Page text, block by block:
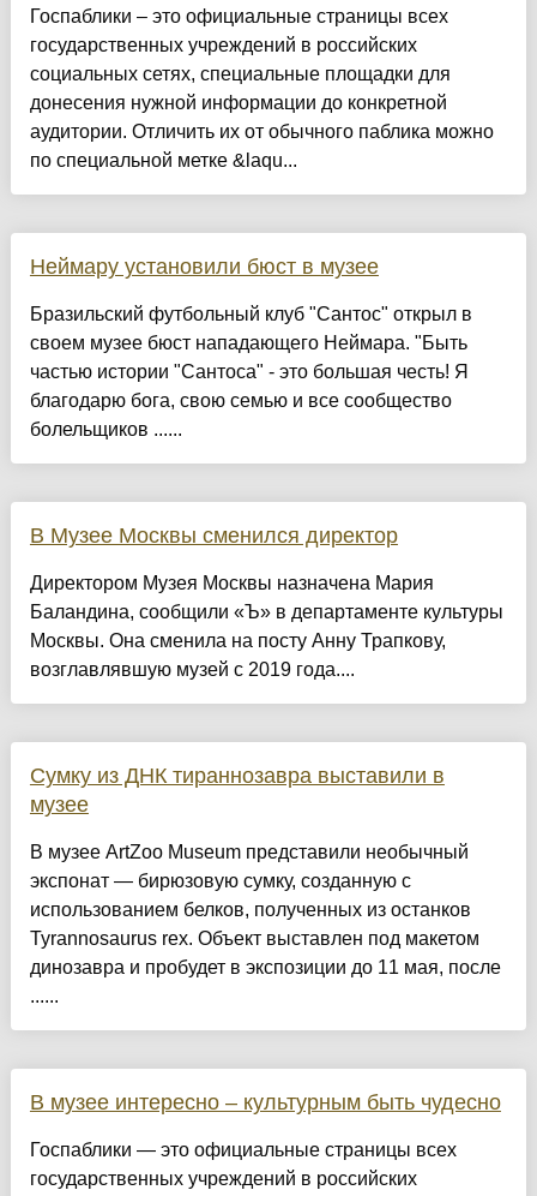
Госпаблики – это официальные страницы всех
государственных учреждений в российских
социальных сетях, специальные площадки для
донесения нужной информации до конкретной
аудитории. Отличить их от обычного паблика можно
по специальной метке &laqu...
Неймару установили бюст в музее
Бразильский футбольный клуб "Сантос" открыл в
своем музее бюст нападающего Неймара. "Быть
частью истории "Сантоса" - это большая честь! Я
благодарю бога, свою семью и все сообщество
болельщиков ......
В Музее Москвы сменился директор
Директором Музея Москвы назначена Мария
Баландина, сообщили «Ъ» в департаменте культуры
Москвы. Она сменила на посту Анну Трапкову,
возглавлявшую музей с 2019 года....
Сумку из ДНК тираннозавра выставили в
музее
В музее ArtZoo Museum представили необычный
экспонат — бирюзовую сумку, созданную с
использованием белков, полученных из останков
Tyrannosaurus rex. Объект выставлен под макетом
динозавра и пробудет в экспозиции до 11 мая, после
......
В музее интересно – культурным быть чудесно
Госпаблики — это официальные страницы всех
государственных учреждений в российских